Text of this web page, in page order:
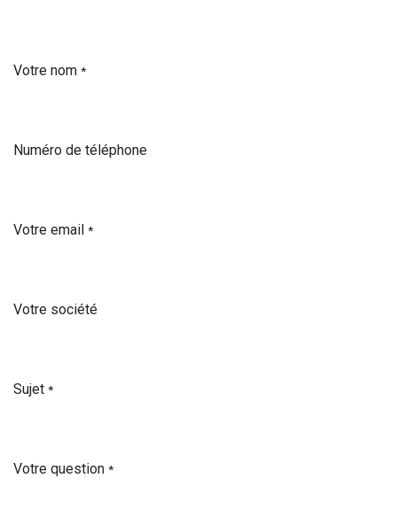
Votre nom *
Numéro de téléphone
Votre email *
Votre société
Sujet *
Votre question *